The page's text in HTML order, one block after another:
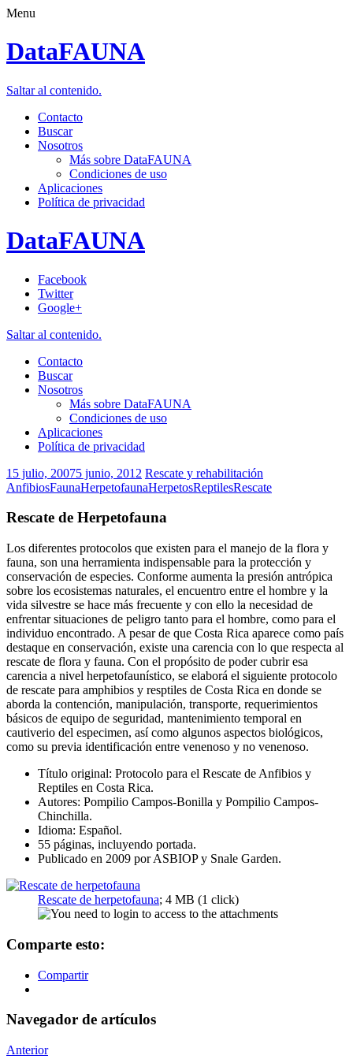
Menu
DataFAUNA
Saltar al contenido.
Contacto
Buscar
Nosotros
Más sobre DataFAUNA
Condiciones de uso
Aplicaciones
Política de privacidad
DataFAUNA
Facebook
Twitter
Google+
Saltar al contenido.
Contacto
Buscar
Nosotros
Más sobre DataFAUNA
Condiciones de uso
Aplicaciones
Política de privacidad
15 julio, 20075 junio, 2012 Rescate y rehabilitación
AnfibiosFaunaHerpetofaunaHerpetosReptilesRescate
Rescate de Herpetofauna
Los diferentes protocolos que existen para el manejo de la flora y
fauna, son una herramienta indispensable para la protección y
conservación de especies. Conforme aumenta la presión antrópica
sobre los ecosistemas naturales, el encuentro entre el hombre y la
vida silvestre se hace más frecuente y con ello la necesidad de
enfrentar situaciones de peligro tanto para el hombre, como para el
individuo encontrado. A pesar de que Costa Rica aparece como país
destaque en conservación, existe una carencia con lo que respecta al
rescate de flora y fauna. Con el propósito de poder cubrir esa
carencia a nivel herpetofaunístico, se elaborá el siguiente protocolo
de rescate para amphibios y resptiles de Costa Rica en donde se
aborda la contención, manipulación, transporte, requerimientos
básicos de equipo de seguridad, mantenimiento temporal en
cautiverio del especimen, así como algunos aspectos biológicos,
como su previa identificación entre venenoso y no venenoso.
Título original: Protocolo para el Rescate de Anfibios y
Reptiles en Costa Rica.
Autores: Pompilio Campos-Bonilla y Pompilio Campos-
Chinchilla.
Idioma: Español.
55 páginas, incluyendo portada.
Publicado en 2009 por ASBIOP y Snale Garden.
Rescate de herpetofauna; 4 MB (1 click)
Comparte esto:
Compartir
Navegador de artículos
Anterior